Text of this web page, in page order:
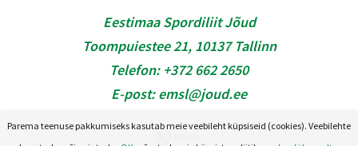
Eestimaa Spordiliit Jõud
Toompuiestee 21, 10137 Tallinn
Telefon: +372 662 2650
E-post:emsl@joud.ee
Parema teenuse pakkumiseks kasutab meie veebileht küpsiseid (cookies). Veebilehte